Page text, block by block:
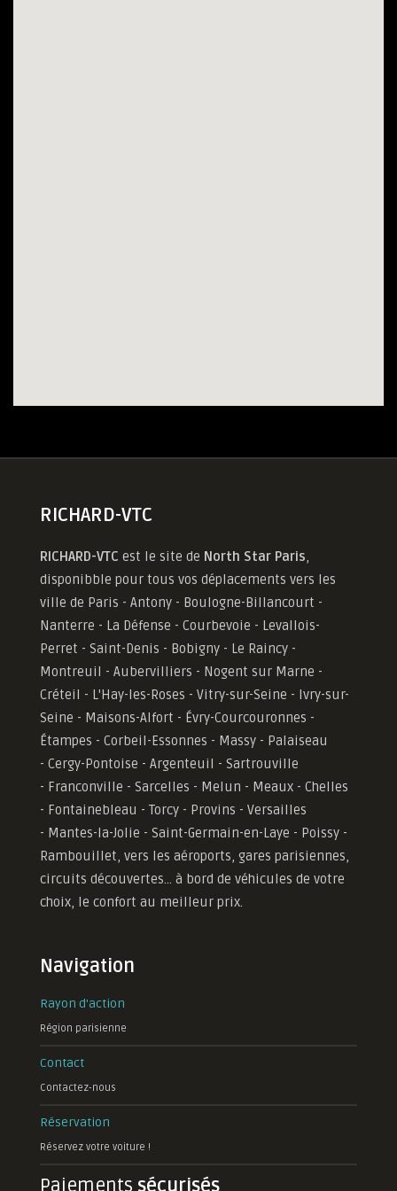
RICHARD-VTC
RICHARD-VTC est le site de North Star Paris,
disponibble pour tous vos déplacements vers les
ville de Paris - Antony - Boulogne-Billancourt -
Nanterre - La Défense - Courbevoie - Levallois-
Perret - Saint-Denis - Bobigny - Le Raincy -
Montreuil - Aubervilliers - Nogent sur Marne -
Créteil - L'Hay-les-Roses - Vitry-sur-Seine - Ivry-sur-
Seine - Maisons-Alfort - Évry-Courcouronnes -
Étampes - Corbeil-Essonnes - Massy - Palaiseau
- Cergy-Pontoise - Argenteuil - Sartrouville
- Franconville - Sarcelles - Melun - Meaux - Chelles
- Fontainebleau - Torcy - Provins - Versailles
- Mantes-la-Jolie - Saint-Germain-en-Laye - Poissy -
Rambouillet, vers les aéroports, gares parisiennes,
circuits découvertes... à bord de véhicules de votre
choix, le confort au meilleur prix.
Navigation
Rayon d'action
Région parisienne
Contact
Contactez-nous
Réservation
Réservez votre voiture !
Paiements sécurisés